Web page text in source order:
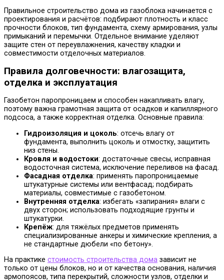
Правильное строительство дома из газоблока начинается с
проектирования и расчётов: подбирают плотность и класс
прочности блоков, тип фундамента, схему армирования, узлы
примыканий и перемычки. Отдельное внимание уделяют
защите стен от переувлажнения, качеству кладки и
совместимости отделочных материалов.
Правила долговечности: влагозащита,
отделка и эксплуатация
Газобетон паропроницаем и способен накапливать влагу,
поэтому важна грамотная защита от осадков и капиллярного
подсоса, а также корректная отделка. Основные правила:
Гидроизоляция и цоколь: отсечь влагу от
фундамента, выполнить цоколь и отмостку, защитить
низ стены.
Кровля и водостоки: достаточные свесы, исправная
водосточная система, исключение переливов на фасад.
Фасадная отделка: применять паропроницаемые
штукатурные системы или вентфасад; подбирать
материалы, совместимые с газобетоном.
Внутренняя отделка: избегать «запирания» влаги с
двух сторон; использовать подходящие грунты и
штукатурки.
Крепёж: для тяжёлых предметов применять
специализированные анкеры и химические крепления, а
не стандартные дюбели «по бетону».
На практике стоимость строительства дома зависит не
только от цены блоков, но и от качества основания, наличия
армопоясов, типа перекрытий, сложности узлов, отделки и